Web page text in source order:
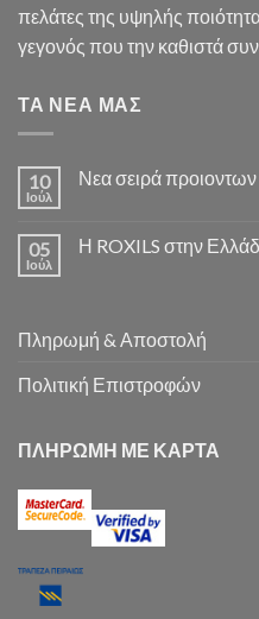
πελάτες της υψηλής
γεγονός που την καθιστά
ΤΑ ΝΕΑ ΜΑΣ
10
Ιούλ
Νεα σειρά προιοντων
05
Ιούλ
Η ROXILS στην
Πληρωμή & Αποστολή
Πολιτική Επιστροφών
ΠΛΗΡΩΜΗ ΜΕ ΚΑΡΤΑ